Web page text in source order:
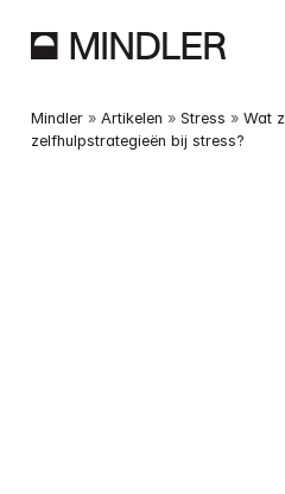
Hoe werkt Mindler?
Mindler » Artikelen » Stress » Wat
zelfhulpstrategieën bij stress?